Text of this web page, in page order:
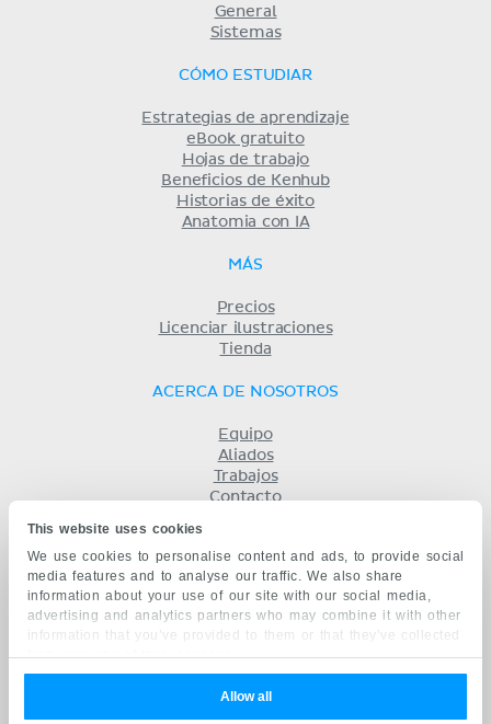
This website uses cookies
We use cookies to personalise content and ads, to provide social
media features and to analyse our traffic. We also share
information about your use of our site with our social media,
advertising and analytics partners who may combine it with other
information that you’ve provided to them or that they’ve collected
from your use of their services.
Allow all
General
Sistemas
CÓMO ESTUDIAR
Estrategias de aprendizaje
eBook gratuito
Hojas de trabajo
Beneficios de Kenhub
Historias de éxito
Anatomia con IA
MÁS
Precios
Licenciar ilustraciones
Tienda
ACERCA DE NOSOTROS
Equipo
Aliados
Trabajos
Contacto
Términos y condiciones
Privacidad
KENHUB EN...
English
русский